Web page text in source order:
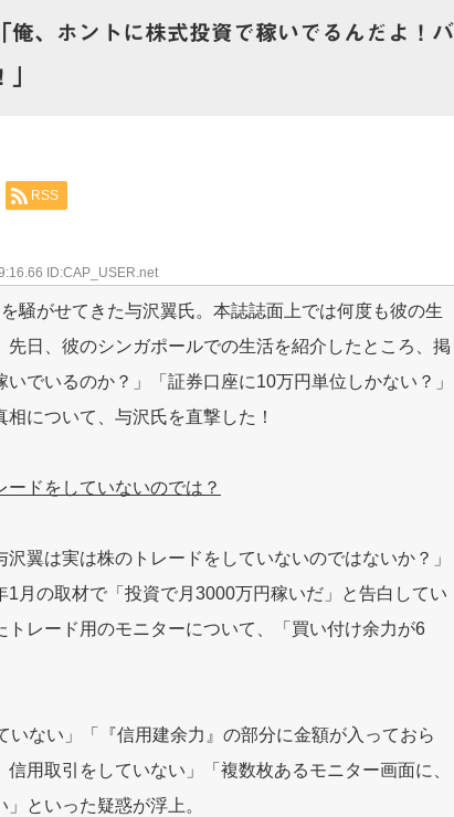
えるか・・・お
か
俺、ホントに株式投資で稼いでるんだよ！バ
RSS
ID:CAP_USER.net
騒がせてきた与沢翼氏。本誌誌面上では何度も彼の生
先日、彼のシンガポールでの生活を紹介したところ、掲
でいるのか？」「証券口座に10万円単位しかない？」
について、与沢氏を直撃した！
ドをしていないのでは？
翼は実は株のトレードをしていないのではないか？」
1月の取材で「投資で月3000万円稼いだ」と告白してい
トレード用のモニターについて、「買い付け余力が6
いない」「『信用建余力』の部分に金額が入っておら
用取引をしていない」「複数枚あるモニター画面に、
といった疑惑が浮上。